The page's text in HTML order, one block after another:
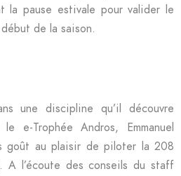
la pause estivale pour valider le
de la saison.
une discipline qu’il découvre
e-Trophée Andros, Emmanuel
goût au plaisir de piloter la 208
A l’écoute des conseils du staff